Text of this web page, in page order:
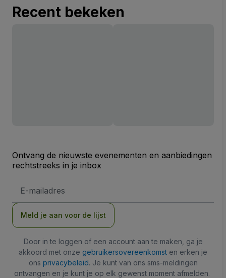
Recent bekeken
Ontvang de nieuwste evenementen en aanbiedingen
rechtstreeks in je inbox
mailadres
Meld je aan voor de lijst
Door in te loggen of een account aan te maken, ga je
akkoord met onze gebruikersovereenkomst en erken je
ons privacybeleid. Je kunt van ons sms-meldingen
ontvangen en je kunt je op elk gewenst moment afmelden.